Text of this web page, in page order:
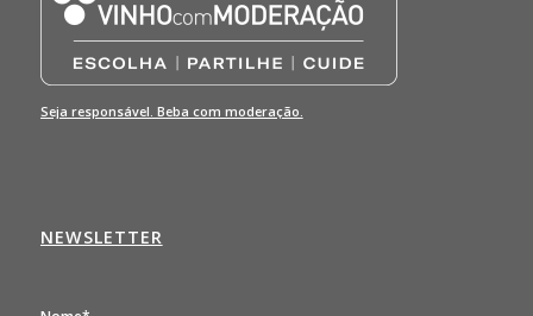
Seja responsável. Beba com moderação.
NEWSLETTER